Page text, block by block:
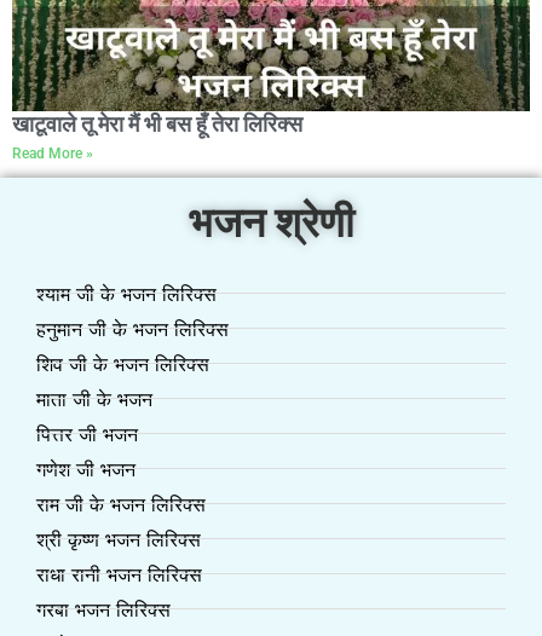
खाटूवाले तू मेरा मैं भी बस हूँ तेरा लिरिक्स
Read More »
भजन श्रेणी
श्याम जी के भजन लिरिक्स
हनुमान जी के भजन लिरिक्स
शिव जी के भजन लिरिक्स
माता जी के भजन
पित्तर जी भजन
गणेश जी भजन
राम जी के भजन लिरिक्स
श्री कृष्ण भजन लिरिक्स
राधा रानी भजन लिरिक्स
गरबा भजन लिरिक्स